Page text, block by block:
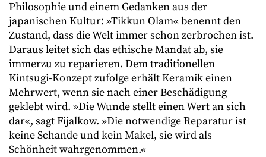
Philosophie und einem Gedanken aus der
japanischen Kultur: »Tikkun Olam« benennt den
Zustand, dass die Welt immer schon zerbrochen ist.
Daraus leitet sich das ethische Mandat ab, sie
immerzu zu reparieren. Dem traditionellen
Kintsugi-Konzept zufolge erhält Keramik einen
Mehrwert, wenn sie nach einer Beschädigung
geklebt wird. »Die Wunde stellt einen Wert an sich
dar«, sagt Fijalkow. »Die notwendige Reparatur ist
keine Schande und kein Makel, sie wird als
Schönheit wahrgenommen.«